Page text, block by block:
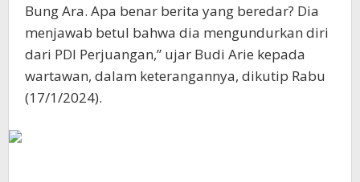
Bung Ara. Apa benar berita yang beredar? Dia
menjawab betul bahwa dia mengundurkan diri
dari PDI Perjuangan,” ujar Budi Arie kepada
wartawan, dalam keterangannya, dikutip Rabu
(17/1/2024).